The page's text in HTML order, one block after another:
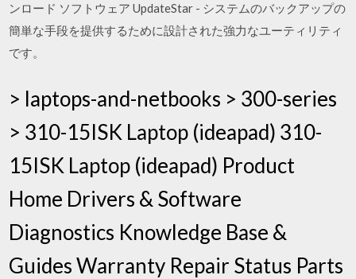
ンロード ソフトウェア UpdateStar - システムのバックアップの
簡単な手段を提供するために設計された強力なユーティリティ
です。
> laptops-and-netbooks > 300-series
> 310-15ISK Laptop (ideapad) 310-
15ISK Laptop (ideapad) Product
Home Drivers & Software
Diagnostics Knowledge Base &
Guides Warranty Repair Status Parts